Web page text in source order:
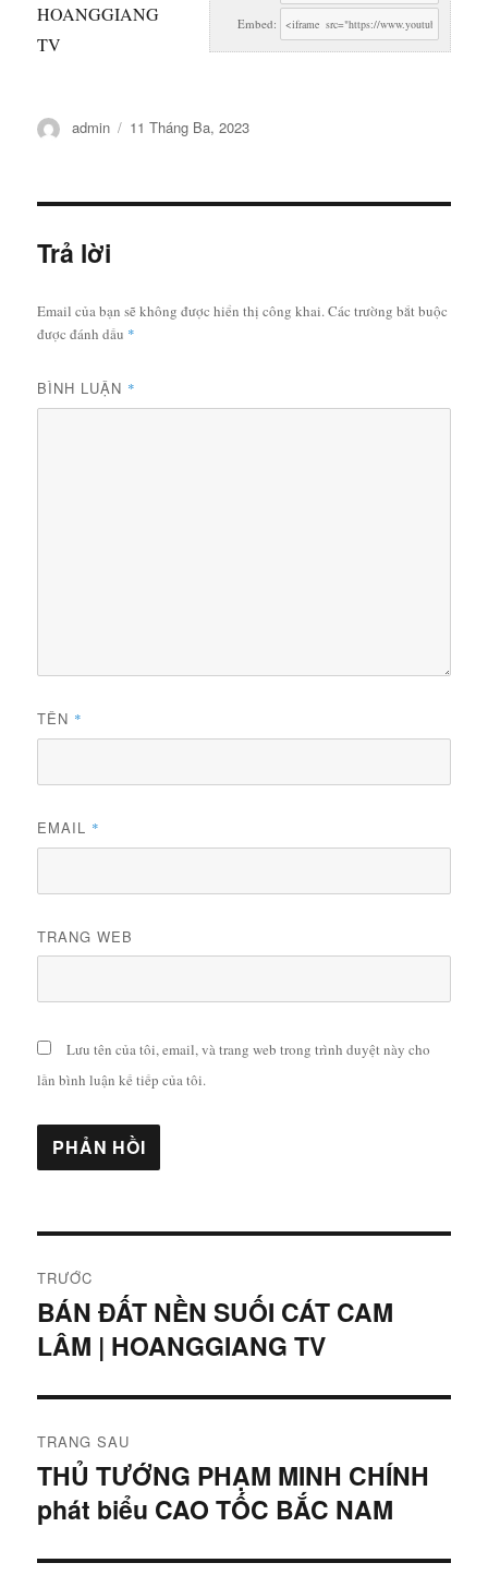
Embed:
HOANGGIANG
TV
Tác
admin
Đăng
11 Tháng Ba, 2023
Trả lời
Email của bạn sẽ không được hiển thị công khai. Các trường bắt buộc
được đánh dấu *
BÌNH LUẬN *
TÊN *
EMAIL *
TRANG WEB
Lưu tên của tôi, email, và trang web trong trình duyệt này cho
lần bình luận kế tiếp của tôi.
hướng
bài
viết
TRƯỚC
Bài
viết
BÁN ĐẤT NỀN SUỐI CÁT CAM
LÂM | HOANGGIANG TV
TRANG SAU
Bài
tiếp
THỦ TƯỚNG PHẠM MINH CHÍNH
phát biểu CAO TỐC BẮC NAM